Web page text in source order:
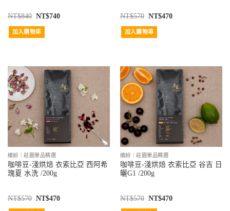
NT$840 NT$740
加入購物車
NT$570 NT$470
加入購物車
繽紛｜莊園單品精選
咖啡豆-淺烘焙 衣索比亞 西阿希
瑰夏 水洗 /200g
NT$570 NT$470
繽紛｜莊園單品精選
咖啡豆-淺烘焙 衣索比亞 谷吉 日
曬G1 /200g
NT$570 NT$470